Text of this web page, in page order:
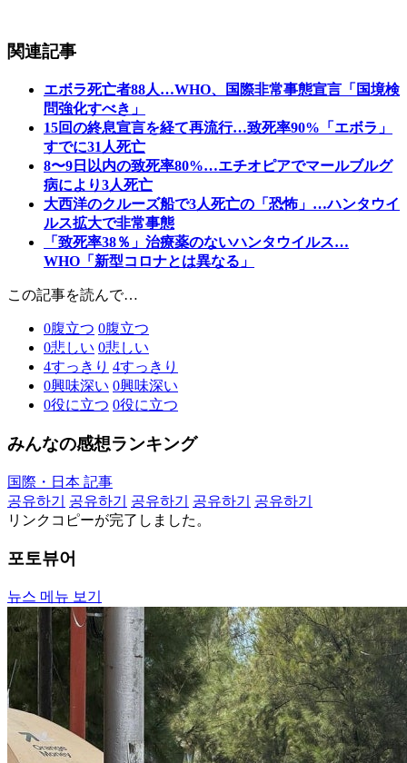
関連記事
エボラ死亡者88人…WHO、国際非常事態宣言「国境検
問強化すべき」
15回の終息宣言を経て再流行…致死率90%「エボラ」
すでに31人死亡
8〜9日以内の致死率80%…エチオピアでマールブルグ
病により3人死亡
大西洋のクルーズ船で3人死亡の「恐怖」…ハンタウイ
ルス拡大で非常事態
「致死率38％」治療薬のないハンタウイルス…
WHO「新型コロナとは異なる」
この記事を読んで…
0腹立つ 0腹立つ
0悲しい 0悲しい
4すっきり 4すっきり
0興味深い 0興味深い
0役に立つ 0役に立つ
みんなの感想ランキング
国際・日本 記事
공유하기
공유하기 공유하기 공유하기
공유하기
リンクコピーが完了しました。
포토뷰어
뉴스 메뉴 보기